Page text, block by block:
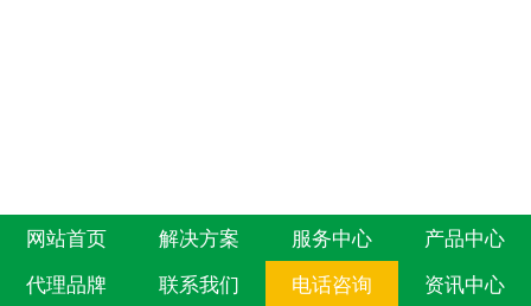
网站首页 解决方案 服务中心
产品中心
代理品牌
联系我们 电话咨询 资讯中心